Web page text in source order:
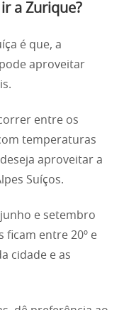
a Zurique?
é que, a
aproveitar
entre os
temperaturas
aproveitar a
Suíços.
e setembro
ficam entre 20º e
cidade e as